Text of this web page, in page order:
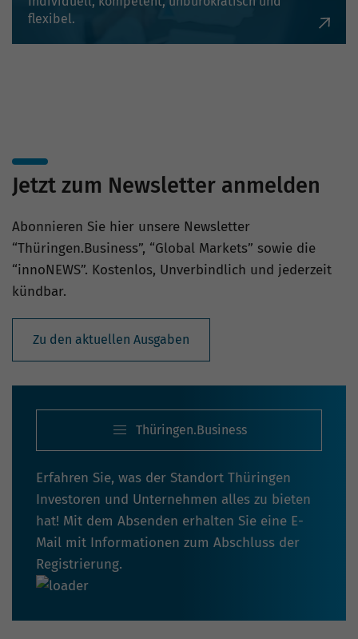
flexibel.
Jetzt zum Newsletter anmelden
Abonnieren Sie hier unsere Newsletter
“Thüringen.Business”, “Global Markets” sowie die
“innoNEWS”. Kostenlos, Unverbindlich und jederzeit
kündbar.
Zu den aktuellen Ausgaben
Thüringen.Business
Erfahren Sie, was der Standort Thüringen
Investoren und Unternehmen alles zu bieten
hat! Mit dem Absenden erhalten Sie eine E-
Mail mit Informationen zum Abschluss der
Registrierung.